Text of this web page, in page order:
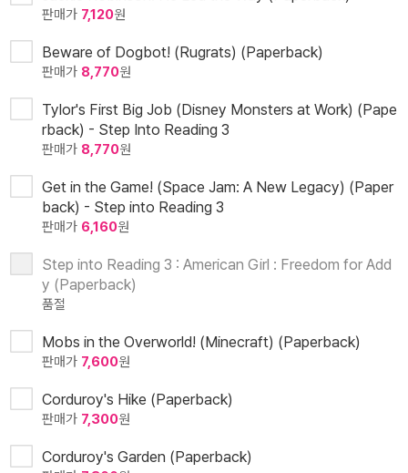
판매가 7,120원
Beware of Dogbot! (Rugrats) (Paperback)
판매가 8,770원
Tylor's First Big Job (Disney Monsters at Work) (Pape
rback) - Step Into Reading 3
판매가 8,770원
Get in the Game! (Space Jam: A New Legacy) (Paper
back) - Step into Reading 3
판매가 6,160원
Step into Reading 3 : American Girl : Freedom for Add
y (Paperback)
품절
Mobs in the Overworld! (Minecraft) (Paperback)
판매가 7,600원
Corduroy's Hike (Paperback)
판매가 7,300원
Corduroy's Garden (Paperback)